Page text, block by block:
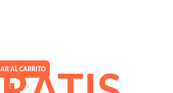
AL CARRITO